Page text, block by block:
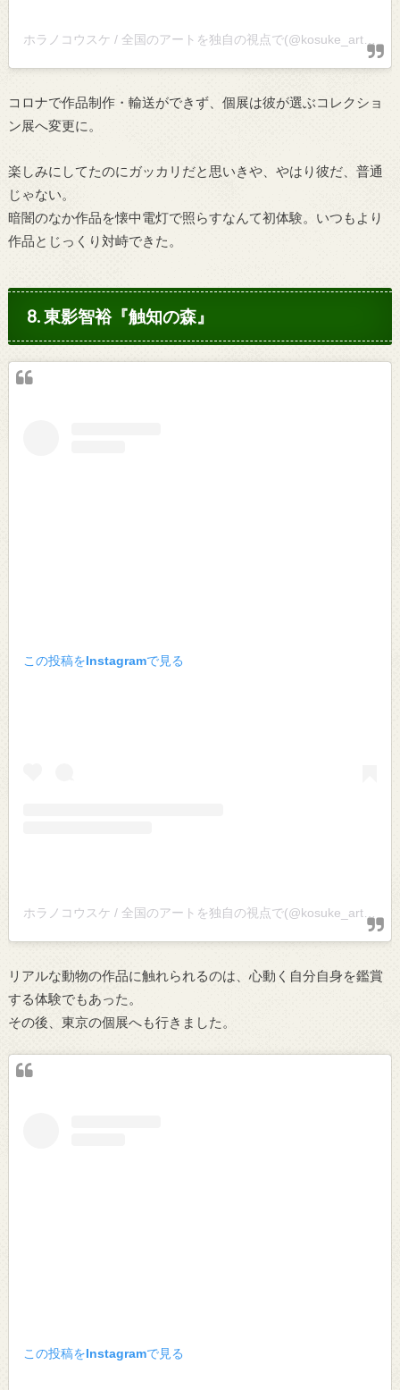
ホラノコウスケ / 全国のアートを独自の視点で(@kosuke_art)がシェアした投稿
コロナで作品制作・輸送ができず、個展は彼が選ぶコレクショ
ン展へ変更に。
楽しみにしてたのにガッカリだと思いきや、やはり彼だ、普通
じゃない。
暗闇のなか作品を懐中電灯で照らすなんて初体験。いつもより
作品とじっくり対峙できた。
8. 東影智裕『触知の森』
この投稿をInstagramで見る
ホラノコウスケ / 全国のアートを独自の視点で(@kosuke_art)がシェアした投稿
リアルな動物の作品に触れられるのは、心動く自分自身を鑑賞
する体験でもあった。
その後、東京の個展へも行きました。
この投稿をInstagramで見る